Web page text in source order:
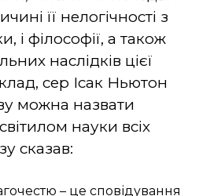
її нелогічності з
і філософії, а також
наслідків цієї
сер Ісак Ньютон
можна назвати
науки всіх
сказав:
– це сповідування